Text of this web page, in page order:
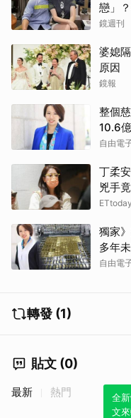
戀」
鏡週刊
婆媳
原因
離開嗎
鏡報
整個
10.6
自由電
丁柔
兇手
獨家
多年
自由電
轉發 (1)
貼文 (0)
全
文
最新 熱門